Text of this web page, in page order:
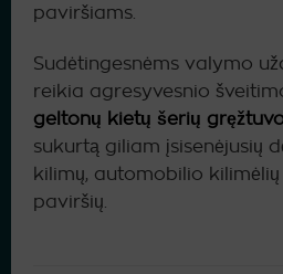
paviršiams.
Sudėtingesnėms valymo
reikia agresyvesnio
geltonų kietų šerių
sukurtą giliam įsisenėjusių
kilimų, automobilio
paviršių.